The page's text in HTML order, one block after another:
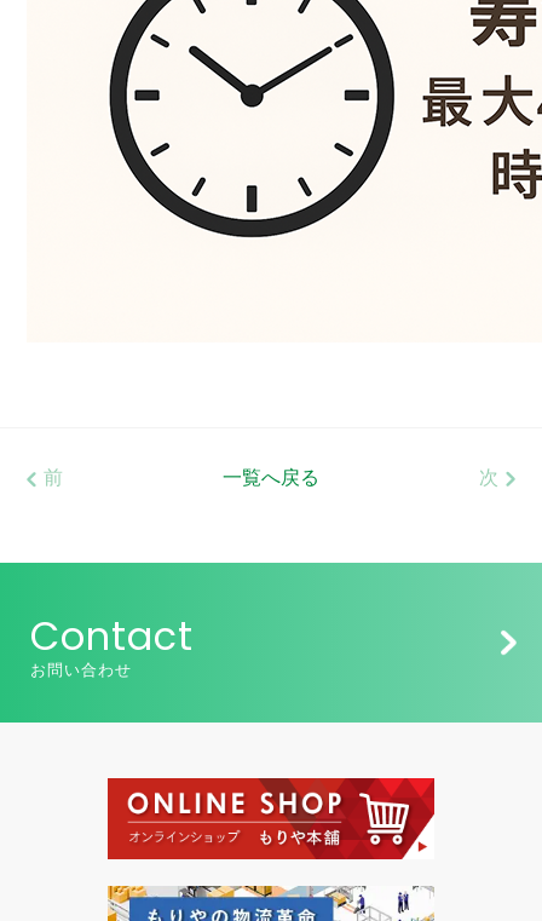
前 一覧へ戻る 次
Contact
お問い合わせ